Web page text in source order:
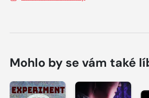
Mohlo by se vám také